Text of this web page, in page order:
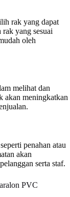
rak yang dapat
yang sesuai
oleh
melihat dan
akan meningkatkan
penahan atau
akan
serta staf.
PVC